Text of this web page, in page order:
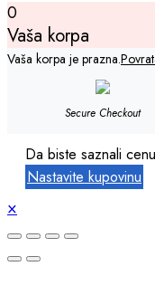
0
Vaša korpa
Vaša korpa je prazna.
Secure Checkout
Da biste saznali
Nastavite kupovinu
×